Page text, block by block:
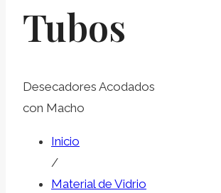
Tubos
Desecadores Acodados
con Macho
Inicio
/
Material de Vidrio